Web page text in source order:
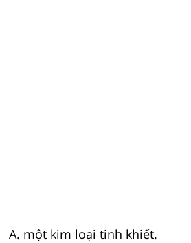
A. một kim loại tinh khiết.